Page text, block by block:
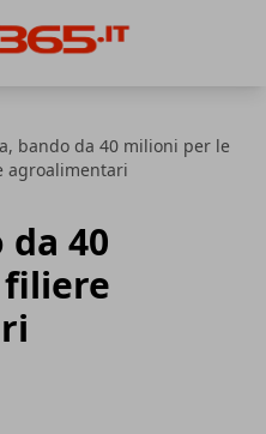
bando da 40 milioni per le
agroalimentari
40